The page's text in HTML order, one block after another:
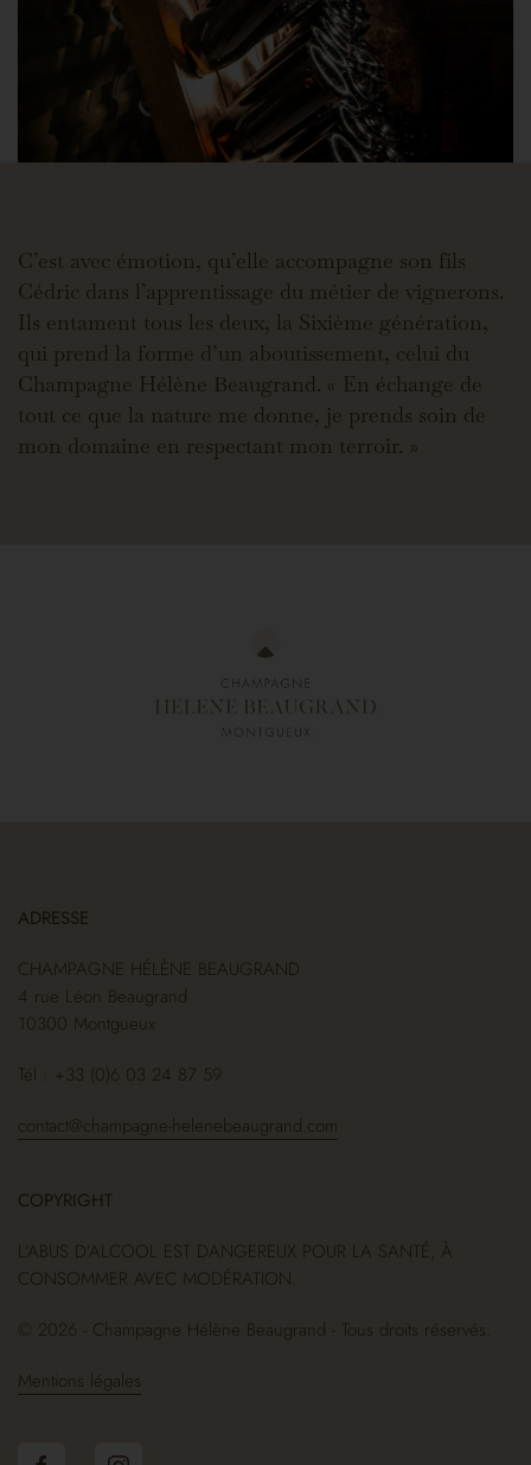
C’est avec émotion, qu’elle accompagne son fils
Cédric dans l’apprentissage du métier de vignerons.
Ils entament tous les deux, la Sixième génération,
qui prend la forme d’un aboutissement, celui du
Champagne Hélène Beaugrand. « En échange de
tout ce que la nature me donne, je prends soin de
mon domaine en respectant mon terroir. »
ADRESSE
CHAMPAGNE HÉLÈNE BEAUGRAND
4 rue Léon Beaugrand
10300 Montgueux
Tél : +33 (0)6 03 24 87 59
contact@champagne-helenebeaugrand.com
COPYRIGHT
L’ABUS D’ALCOOL EST DANGEREUX POUR LA SANTÉ, À
CONSOMMER AVEC MODÉRATION.
© 2026 - Champagne Hélène Beaugrand - Tous droits réservés.
Mentions légales